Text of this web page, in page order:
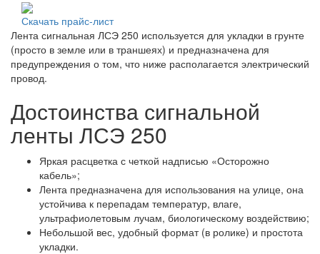
Скачать прайс-лист
Лента сигнальная ЛСЭ 250 используется для укладки в грунте
(просто в земле или в траншеях) и предназначена для
предупреждения о том, что ниже располагается электрический
провод.
Достоинства сигнальной
ленты ЛСЭ 250
Яркая расцветка с четкой надписью «Осторожно
кабель»;
Лента предназначена для использования на улице, она
устойчива к перепадам температур, влаге,
ультрафиолетовым лучам, биологическому воздействию;
Небольшой вес, удобный формат (в ролике) и простота
укладки.